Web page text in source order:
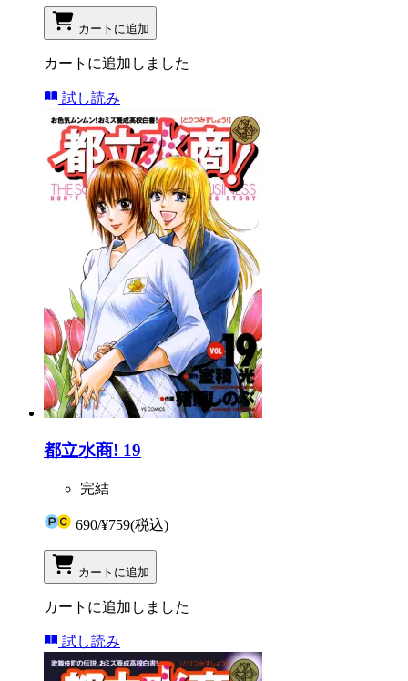
カートに追加
カートに追加しました
試し読み
都立水商! 19
完結
690/¥759(税込)
カートに追加
カートに追加しました
試し読み